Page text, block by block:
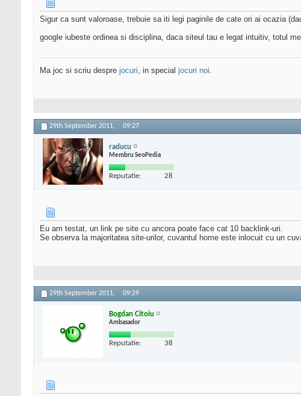
Sigur ca sunt valoroase, trebuie sa iti legi paginile de cate ori ai ocazia
google iubeste ordinea si disciplina, daca siteul tau e legat intuitiv, totul
Ma joc si scriu despre jocuri, in special jocuri noi.
29th September 2011, 09:27
raducu
Membru SeoPedia
Reputatie: 28
Eu am testat, un link pe site cu ancora poate face cat 10 backlink-uri.
Se observa la majoritatea site-urilor, cuvantul home este inlocuit cu un
29th September 2011, 09:29
Bogdan Citoiu
Ambasador
Reputatie: 38